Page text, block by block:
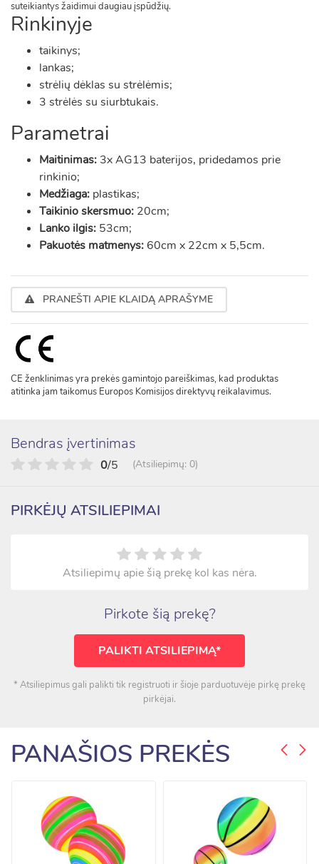
suteikiantys žaidimui daugiau įspūdžių.
Rinkinyje
taikinys;
lankas;
strėlių dėklas su strėlėmis;
3 strėlės su siurbtukais.
Parametrai
Maitinimas: 3x AG13 baterijos, pridedamos prie
rinkinio;
Medžiaga: plastikas;
Taikinio skersmuo: 20cm;
Lanko ilgis: 53cm;
Pakuotės matmenys: 60cm x 22cm x 5,5cm.
PRANEŠTI APIE KLAIDĄ APRAŠYME
CE ženklinimas yra prekės gamintojo pareiškimas, kad produktas
atitinka jam taikomus Europos Komisijos direktyvų reikalavimus.
Bendras įvertinimas
0/5 (Atsiliepimų: 0)
PIRKĖJŲ ATSILIEPIMAI
Atsiliepimų apie šią prekę kol kas nėra.
Pirkote šią prekę?
PALIKTI ATSILIEPIMĄ*
* Atsiliepimus gali palikti tik registruoti ir šioje parduotuvėje pirkę prekę
pirkėjai.
PANAŠIOS PREKĖS